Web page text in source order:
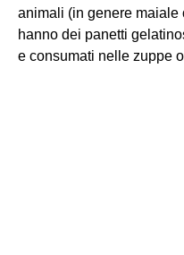
animali (in genere maiale
hanno dei panetti
e consumati nelle zuppe